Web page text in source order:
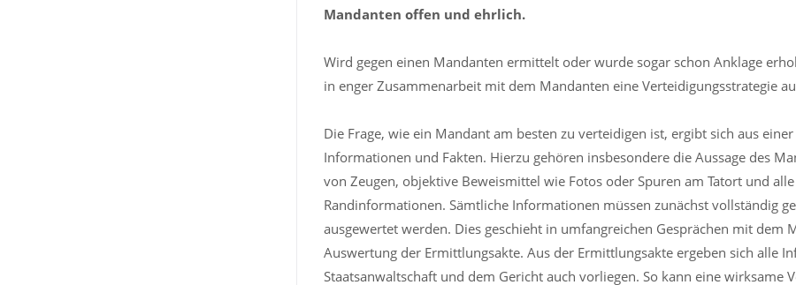
Mandanten offen und ehrlich.
Wird gegen einen Mandanten ermittelt oder wurde sogar schon Anklage
in enger Zusammenarbeit mit dem Mandanten eine Verteidigungsstrategie
Die Frage, wie ein Mandant am besten zu verteidigen ist, ergibt sich aus
Informationen und Fakten. Hierzu gehören insbesondere die Aussage des
von Zeugen, objektive Beweismittel wie Fotos oder Spuren am Tatort und
Randinformationen. Sämtliche Informationen müssen zunächst vollständig
ausgewertet werden. Dies geschieht in umfangreichen Gesprächen mit dem
Auswertung der Ermittlungsakte. Aus der Ermittlungsakte ergeben sich alle
Staatsanwaltschaft und dem Gericht auch vorliegen. So kann eine wirksame